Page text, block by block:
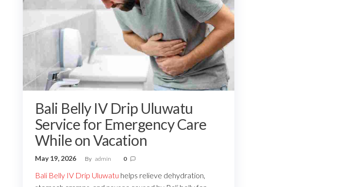
Bali Belly IV Drip Uluwatu
Service for Emergency Care
While on Vacation
May 19, 2026 By admin 0
Bali Belly IV Drip Uluwatu helps relieve dehydration,